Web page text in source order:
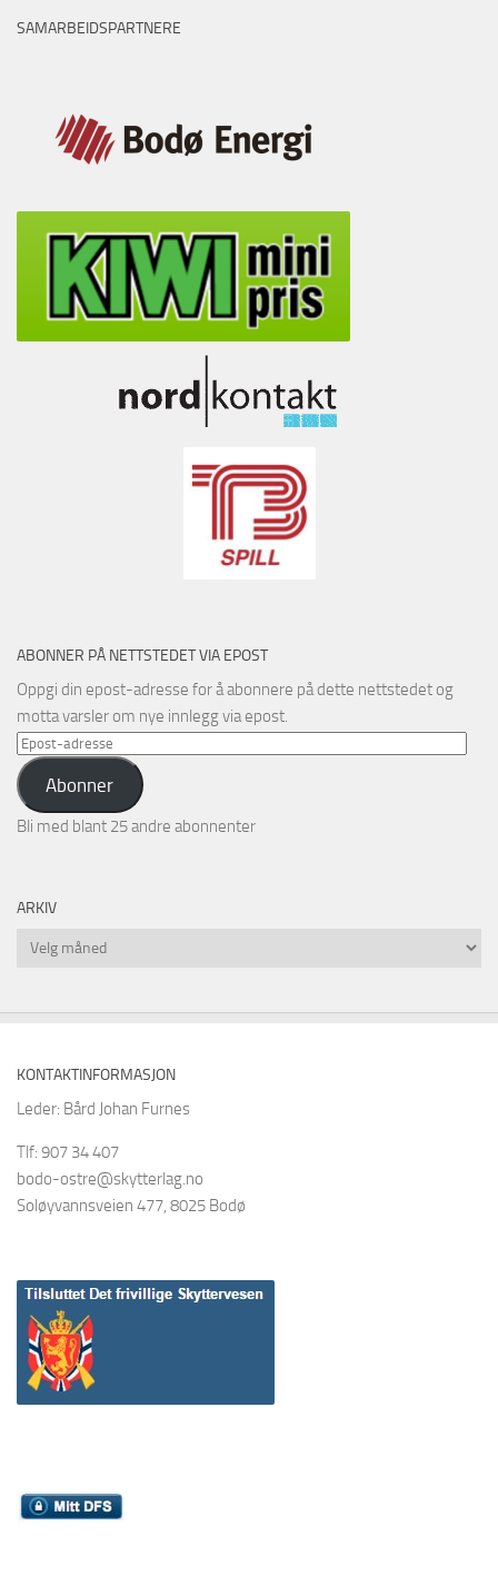
SAMARBEIDSPARTNERE
ABONNER PÅ NETTSTEDET VIA EPOST
Oppgi din epost-adresse for å abonnere på dette nettstedet og
motta varsler om nye innlegg via epost.
Epost-
adresse
Abonner
Bli med blant 25 andre abonnenter
ARKIV
Arkiv
KONTAKTINFORMASJON
Leder: Bård Johan Furnes
Tlf: 907 34 407
bodo-ostre@skytterlag.no
Soløyvannsveien 477, 8025 Bodø